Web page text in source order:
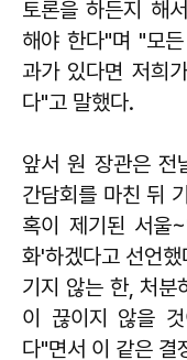
토론을 하든지 해
해야 한다"며 "모
과가 있다면 저희
다"고 말했다.
앞서 원 장관은 전
간담회를 마친 뒤
혹이 제기된 서울
화'하겠다고 선언
기지 않는 한, 처분
이 끊이지 않을
다"면서 이 같은 결